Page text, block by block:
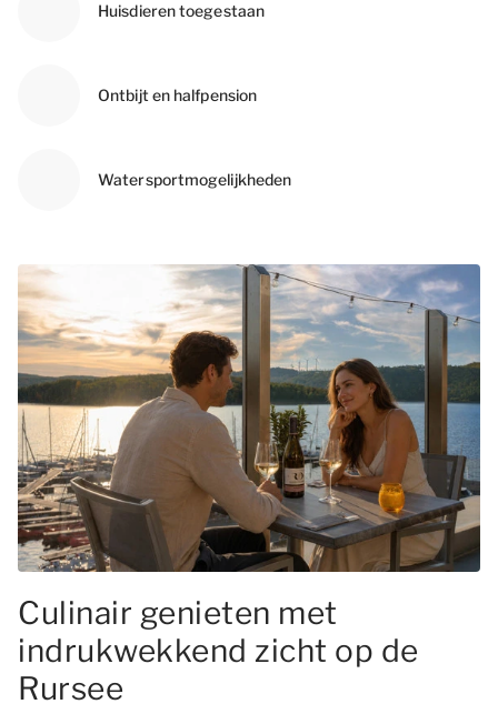
Huisdieren toegestaan
Ontbijt en halfpension
Watersportmogelijkheden
Culinair genieten met
indrukwekkend zicht op de
Rursee